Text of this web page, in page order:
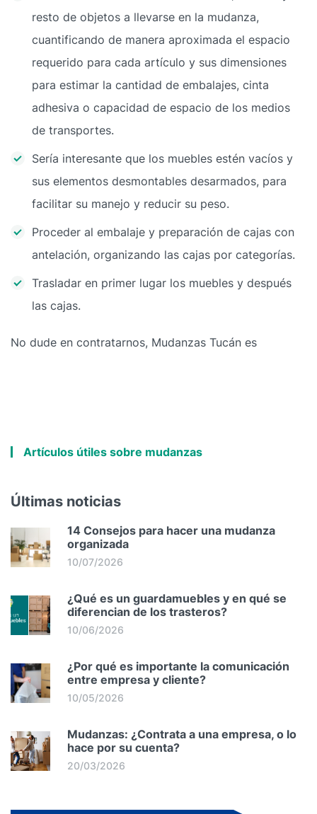
resto de objetos a llevarse en la mudanza,
cuantificando de manera aproximada el espacio
requerido para cada artículo y sus dimensiones
para estimar la cantidad de embalajes, cinta
adhesiva o capacidad de espacio de los medios
de transportes.
Sería interesante que los muebles estén vacíos y
sus elementos desmontables desarmados, para
facilitar su manejo y reducir su peso.
Proceder al embalaje y preparación de cajas con
antelación, organizando las cajas por categorías.
Trasladar en primer lugar los muebles y después
las cajas.
No dude en contratarnos, Mudanzas Tucán es
Artículos útiles sobre mudanzas
Últimas noticias
14 Consejos para hacer una mudanza
organizada
10/07/2026
¿Qué es un guardamuebles y en qué se
diferencian de los trasteros?
10/06/2026
¿Por qué es importante la comunicación
entre empresa y cliente?
10/05/2026
Mudanzas: ¿Contrata a una empresa, o lo
hace por su cuenta?
20/03/2026